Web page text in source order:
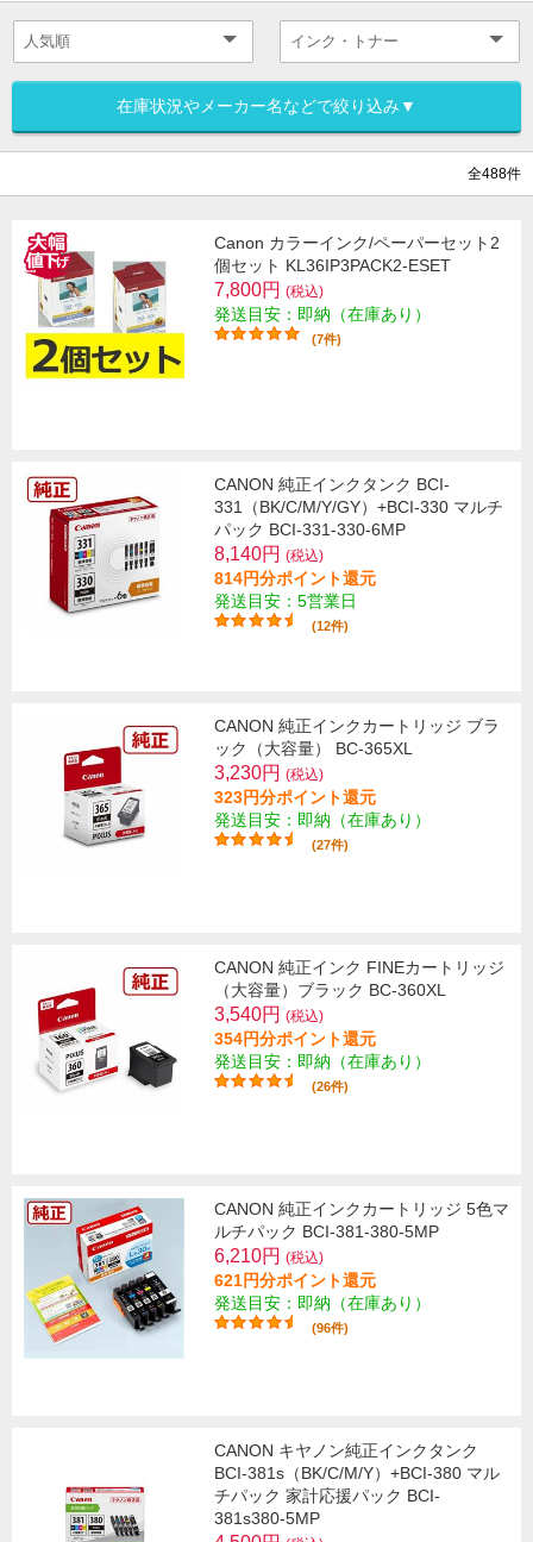
在庫状況やメーカー名などで絞り込み▼
全488件
Canon カラーインク/ペーパーセット2
個セット KL36IP3PACK2-ESET
7,800円 (税込)
発送目安：即納（在庫あり）
(7件)
CANON 純正インクタンク BCI-
331（BK/C/M/Y/GY）+BCI-330 マルチ
パック BCI-331-330-6MP
8,140円 (税込)
814円分ポイント還元
発送目安：5営業日
(12件)
CANON 純正インクカートリッジ ブラ
ック（大容量） BC-365XL
3,230円 (税込)
323円分ポイント還元
発送目安：即納（在庫あり）
(27件)
CANON 純正インク FINEカートリッジ
（大容量）ブラック BC-360XL
3,540円 (税込)
354円分ポイント還元
発送目安：即納（在庫あり）
(26件)
CANON 純正インクカートリッジ 5色マ
ルチパック BCI-381-380-5MP
6,210円 (税込)
621円分ポイント還元
発送目安：即納（在庫あり）
(96件)
CANON キヤノン純正インクタンク
BCI-381s（BK/C/M/Y）+BCI-380 マル
チパック 家計応援パック BCI-
381s380-5MP